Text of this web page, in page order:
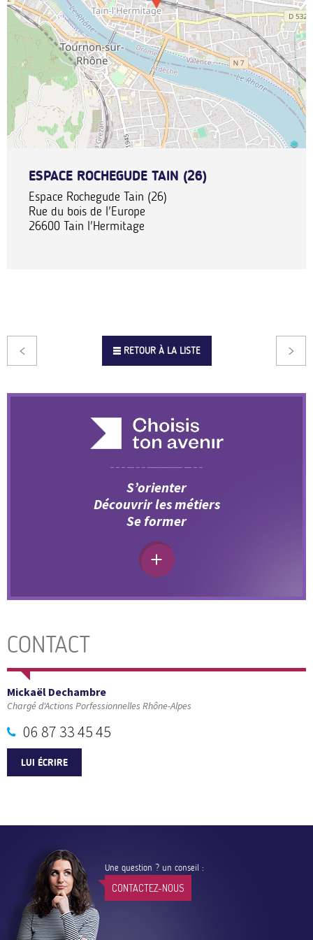
ESPACE ROCHEGUDE TAIN (26)
Espace Rochegude Tain (26)
Rue du bois de l'Europe
26600 Tain l'Hermitage
RETOUR À LA LISTE
S’orienter
Découvrir les métiers
Se former
CONTACT
Mickaël Dechambre
Chargé d'Actions Porfessionnelles Rhône-Alpes
06 87 33 45 45
LUI ÉCRIRE
Une question ? un conseil :
CONTACTEZ-NOUS